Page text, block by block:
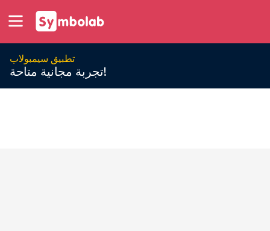
تطبيق سيمبولاب
تجربة مجانية متاحة!